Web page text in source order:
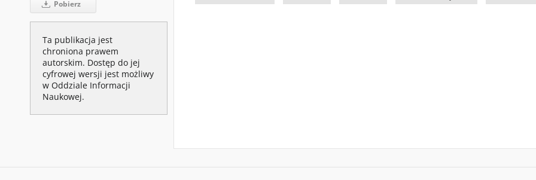
Pobierz
Ta publikacja jest
chroniona prawem
autorskim. Dostęp do jej
cyfrowej wersji jest możliwy
w Oddziale Informacji
Naukowej.